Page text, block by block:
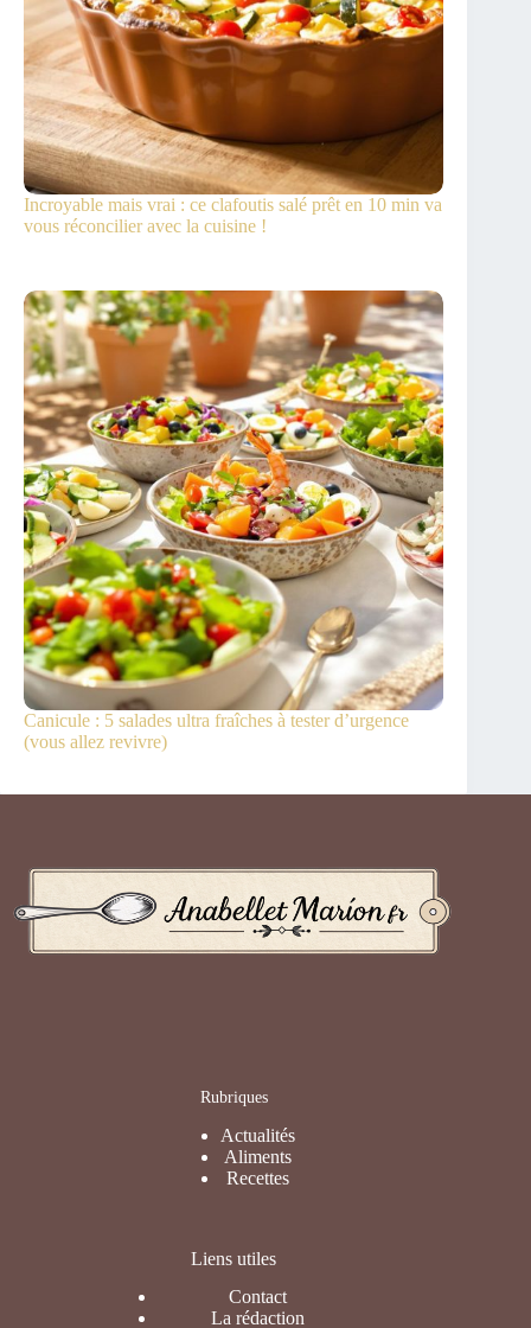
Incroyable mais vrai : ce clafoutis salé prêt en 10 min va
vous réconcilier avec la cuisine !
Canicule : 5 salades ultra fraîches à tester d’urgence
(vous allez revivre)
Rubriques
Actualités
Aliments
Recettes
Liens utiles
Contact
La rédaction